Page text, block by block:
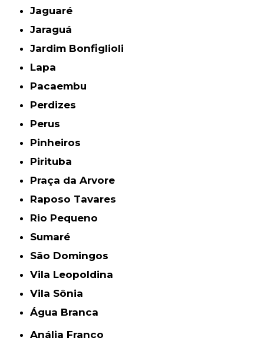
Jaguaré
Jaraguá
Jardim Bonfiglioli
Lapa
Pacaembu
Perdizes
Perus
Pinheiros
Pirituba
Praça da Arvore
Raposo Tavares
Rio Pequeno
Sumaré
São Domingos
Vila Leopoldina
Vila Sônia
Água Branca
Anália Franco